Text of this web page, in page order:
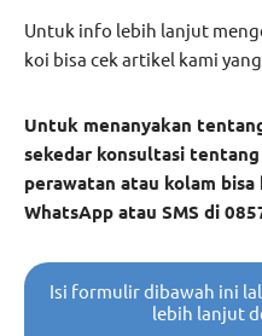
Untuk info lebih lanjut
koi bisa cek artikel kami
Untuk menanyakan
sekedar konsultasi
perawatan atau kolam
WhatsApp atau SMS di
Isi formulir dibawah ini
lebih lanjut